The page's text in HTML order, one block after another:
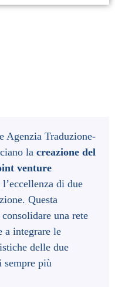
Agenzia Traduzione-
la creazione del
venture
di due
Questa
una rete
a integrare le
delle due
sempre più